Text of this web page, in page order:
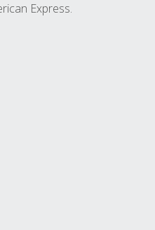
Express.